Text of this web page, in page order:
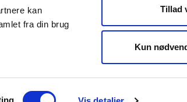
kan
fra din brug
Tillad
Kun
+45 5649 8319
19 58 48 87